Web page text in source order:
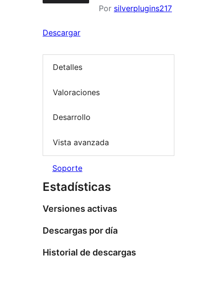
Por silverplugins217
Descargar
Detalles
Valoraciones
Desarrollo
Vista avanzada
Soporte
Estadísticas
Versiones activas
Descargas por día
Historial de descargas